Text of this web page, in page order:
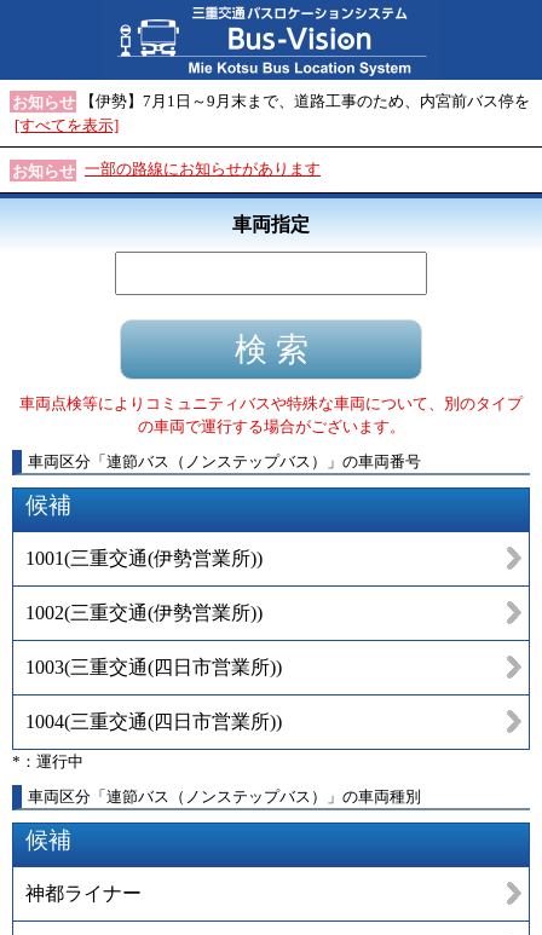
お知らせ
【伊勢】7月1日～9月末まで、道路工事のため、内宮前バス停を
[すべてを表示]
お知らせ 一部の路線にお知らせがあります
車両指定
車両点検等によりコミュニティバスや特殊な車両について、別のタイプ
の車両で運行する場合がございます。
車両区分 「 連節バス（ノンステップバス） 」 の車両番号
候補
1001(三重交通(伊勢営業所))
1002(三重交通(伊勢営業所))
1003(三重交通(四日市営業所))
1004(三重交通(四日市営業所))
*：運行中
車両区分「連節バス（ノンステップバス）」の車両種別
候補
神都ライナー